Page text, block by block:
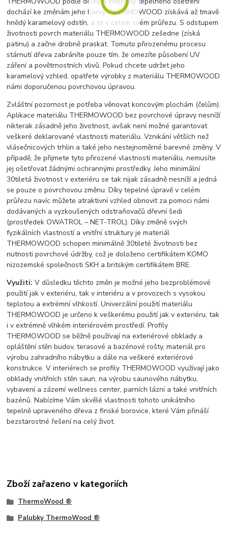
dochází ke změnám jeho barvy. THERMOWOOD získává až tmavě
hnědý karamelový odstín, a to v celém svém průřezu. S odstupem
životnosti povrch materiálu THERMOWOOD zešedne (získá
patinu) a začne drobně praskat. Tomuto přirozenému procesu
stárnutí dřeva zabráníte pouze tím, že omezíte působení UV
záření a povětrnostních vlivů. Pokud chcete udržet jeho
karamelový vzhled, opatřete výrobky z materiálu THERMOWOOD
námi doporučenou povrchovou úpravou.
Zvláštní pozornost je potřeba věnovat koncovým plochám (čelům).
Aplikace materiálu THERMOWOOD bez povrchové úpravy nesníží
nikterak zásadně jeho životnost, avšak není možné garantovat
veškeré deklarované vlastnosti materiálu. Vznikání větších než
vlásečnicových trhlin a také jeho nestejnoměrné barevné změny. V
případě, že přijmete tyto přirozené vlastnosti materiálu, nemusíte
jej ošetřovat žádnými ochrannými prostředky. Jeho minimální
30tiletá životnost v exteriéru se tak nijak zásadně nesníží a jedná
se pouze o povrchovou změnu. Díky tepelné úpravě v celém
průřezu navíc můžete atraktivní vzhled obnovit za pomoci námi
dodávaných a vyzkoušených odstraňovačů dřevní šedi
(prostředek OWATROL – NET-TROL). Díky změně svých
fyzikálních vlastností a vnitřní struktury je materiál
THERMOWOOD schopen minimálně 30tileté životnosti bez
nutnosti povrchové údržby, což je doloženo certifikátem KOMO
nizozemské společnosti SKH a britským certifikátem BRE.
Využití: V důsledku těchto změn je možné jeho bezproblémové
použití jak v exteriéru, tak v interiéru a v provozech s vysokou
teplotou a extrémní vlhkostí. Univerzální použití materiálu
THERMOWOOD je určeno k veškerému použití jak v exteriéru, tak
i v extrémně vlhkém interiérovém prostředí. Profily
THERMOWOOD se běžně používají na exteriérové obklady a
opláštění stěn budov, terasové a bazénové rošty, materiál pro
výrobu zahradního nábytku a dále na veškeré exteriérové
konstrukce. V interiérech se profily THERMOWOOD využívají jako
obklady vnitřních stěn saun, na výrobu saunového nábytku,
vybavení a zázemí wellness center, parních lázní a také vnitřních
bazénů. Nabízíme Vám skvělé vlastnosti tohoto unikátního
tepelně upraveného dřeva z finské borovice, které Vám přináší
bezstarostné řešení na celý život.
Zboží zařazeno v kategoriích
ThermoWood ®
Palubky ThermoWood ®